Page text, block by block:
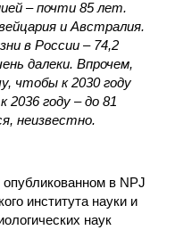
– почти 85 лет.
и Австралия.
в России – 74,2
далеки. Впрочем,
чтобы к 2030 году
году – до 81
неизвестно.
в NPJ
института науки и
наук